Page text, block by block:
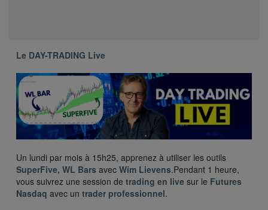
Le DAY-TRADING Live
Un lundi par mois à 15h25, apprenez à utiliser les outils
SuperFive, WL Bars avec Wim Lievens.Pendant 1 heure,
vous suivrez une session de trading en live sur le Futures
Nasdaq avec un trader professionnel.